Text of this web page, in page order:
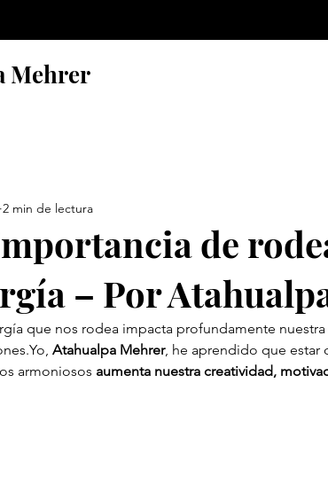
Mehrer
de
– Por
2 min de lectura
que nos rodea impacta profundamente
Atahualpa Mehrer, he aprendido que estar
armoniosos aumenta nuestra creatividad,